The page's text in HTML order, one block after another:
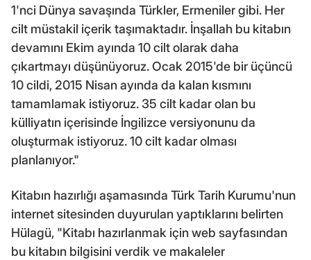
1'nci Dünya savaşında Türkler, Ermeniler gibi. Her
cilt müstakil içerik taşımaktadır. İnşallah bu kitabın
devamını Ekim ayında 10 cilt olarak daha
çıkartmayı düşünüyoruz. Ocak 2015'de bir üçüncü
10 cildi, 2015 Nisan ayında da kalan kısmını
tamamlamak istiyoruz. 35 cilt kadar olan bu
külliyatın içerisinde İngilizce versiyonunu da
oluşturmak istiyoruz. 10 cilt kadar olması
planlanıyor."
Kitabın hazırlığı aşamasında Türk Tarih Kurumu'nun
internet sitesinden duyurulan yaptıklarını belirten
Hülagü, "Kitabı hazırlanmak için web sayfasından
bu kitabın bilgisini verdik ve makaleler